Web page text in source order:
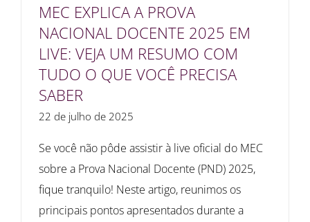
MEC EXPLICA A PROVA
NACIONAL DOCENTE 2025 EM
LIVE: VEJA UM RESUMO COM
TUDO O QUE VOCÊ PRECISA
SABER
22 de julho de 2025
Se você não pôde assistir à live oficial do MEC
sobre a Prova Nacional Docente (PND) 2025,
fique tranquilo! Neste artigo, reunimos os
principais pontos apresentados durante a